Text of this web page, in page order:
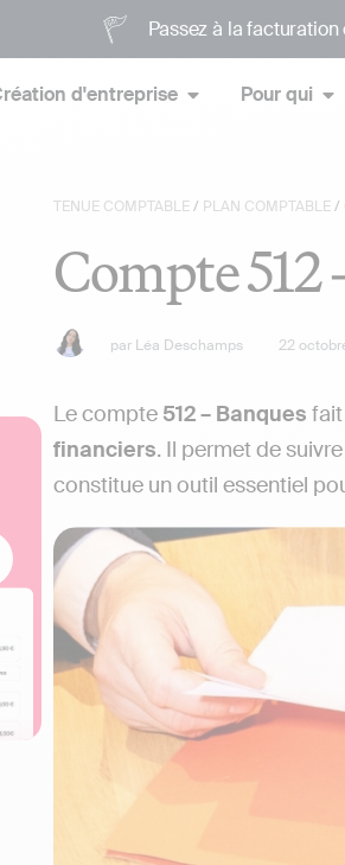
Passez à la
d'entreprise Pour qui
TENUE COMPTABLE/ PLAN COMPTABLE/
Compte 512
par Léa Deschamps 22
Le compte 512 – Banques
financiers. Il permet de
constitue un outil essentiel